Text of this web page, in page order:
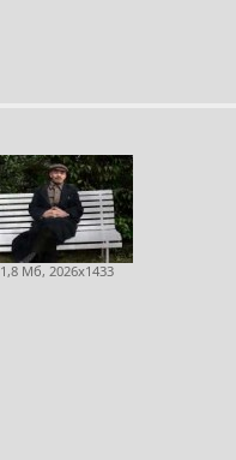
1,8 Мб, 2026x1433